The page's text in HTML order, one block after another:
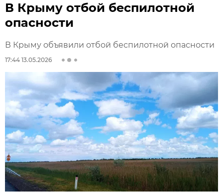
В Крыму отбой беспилотной
опасности
В Крыму объявили отбой беспилотной опасности
17:44 13.05.2026